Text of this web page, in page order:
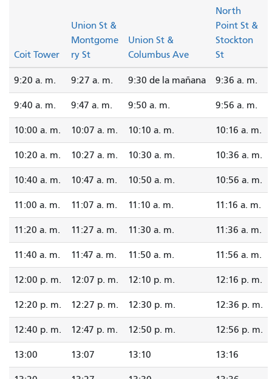
Coit Tower
Union St &
Montgome
ry St
Union St &
Columbus Ave
North
Point St &
Stockton
St
9:20 a. m. 9:27 a. m. 9:30 de la mañana 9:36 a. m.
9:40 a. m. 9:47 a. m. 9:50 a. m. 9:56 a. m.
10:00 a. m. 10:07 a. m. 10:10 a. m. 10:16 a. m.
10:20 a. m. 10:27 a. m. 10:30 a. m. 10:36 a. m.
10:40 a. m. 10:47 a. m. 10:50 a. m. 10:56 a. m.
11:00 a. m. 11:07 a. m. 11:10 a. m. 11:16 a. m.
11:20 a. m. 11:27 a. m. 11:30 a. m. 11:36 a. m.
11:40 a. m. 11:47 a. m. 11:50 a. m. 11:56 a. m.
12:00 p. m. 12:07 p. m. 12:10 p. m. 12:16 p. m.
12:20 p. m. 12:27 p. m. 12:30 p. m. 12:36 p. m.
12:40 p. m. 12:47 p. m. 12:50 p. m. 12:56 p. m.
13:00 13:07 13:10 13:16